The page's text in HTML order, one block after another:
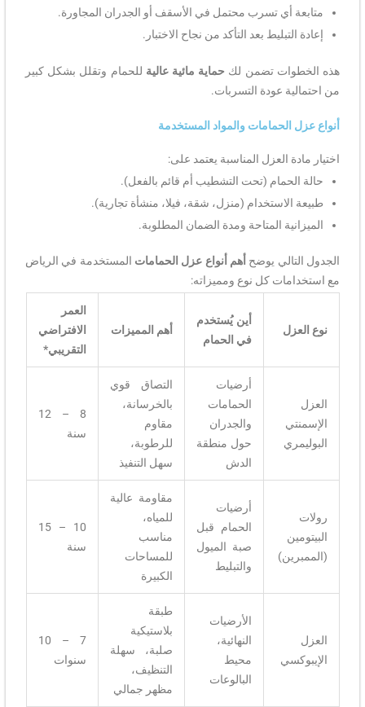
متابعة أي تسرب محتمل في الأسقف أو الجدران المجاورة.
إعادة التبليط بعد التأكد من نجاح الاختبار.
هذه الخطوات تضمن لك حماية مائية عالية للحمام وتقلل بشكل كبير
من احتمالية عودة التسربات.
أنواع عزل الحمامات والمواد المستخدمة
اختيار مادة العزل المناسبة يعتمد على:
حالة الحمام (تحت التشطيب أم قائم بالفعل).
طبيعة الاستخدام (منزل، شقة، فيلا، منشأة تجارية).
الميزانية المتاحة ومدة الضمان المطلوبة.
الجدول التالي يوضح أهم أنواع عزل الحمامات المستخدمة في الرياض
مع استخدامات كل نوع ومميزاته:
نوع العزل
أين يُستخدم
في الحمام
أهم المميزات
العمر
الافتراضي
التقريبي*
العزل
الإسمنتي
البوليمري
أرضيات
الحمامات
والجدران
حول منطقة
الدش
التصاق قوي
بالخرسانة،
مقاوم
للرطوبة،
سهل التنفيذ
8 – 12
سنة
رولات
البيتومين
(الممبرين)
أرضيات
الحمام قبل
صبة الميول
والتبليط
مقاومة عالية
للمياه،
مناسب
للمساحات
الكبيرة
10 – 15
سنة
العزل
الإيبوكسي
الأرضيات
النهائية،
محيط
البالوعات
طبقة
بلاستيكية
صلبة، سهلة
التنظيف،
مظهر جمالي
7 – 10
سنوات